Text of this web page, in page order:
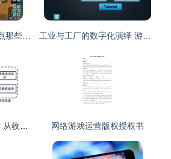
网络游戏运营版权授权书